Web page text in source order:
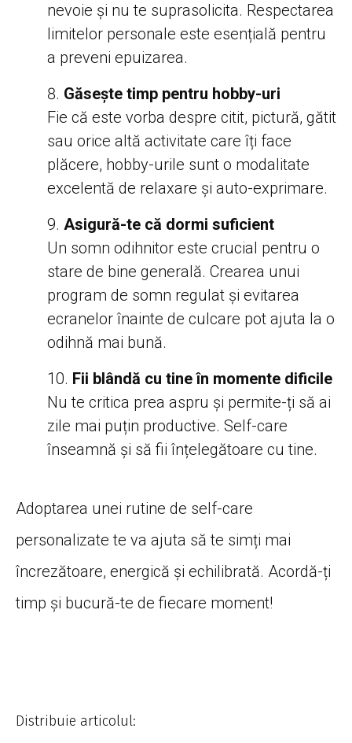
nevoie și nu te suprasolicita. Respectarea
limitelor personale este esențială pentru
a preveni epuizarea.
Găsește timp pentru hobby-uri
Fie că este vorba despre citit, pictură, gătit
sau orice altă activitate care îți face
plăcere, hobby-urile sunt o modalitate
excelentă de relaxare și auto-exprimare.
Asigură-te că dormi suficient
Un somn odihnitor este crucial pentru o
stare de bine generală. Crearea unui
program de somn regulat și evitarea
ecranelor înainte de culcare pot ajuta la o
odihnă mai bună.
Fii blândă cu tine în momente dificile
Nu te critica prea aspru și permite-ți să ai
zile mai puțin productive. Self-care
înseamnă și să fii înțelegătoare cu tine.
Adoptarea unei rutine de self-care
personalizate te va ajuta să te simți mai
încrezătoare, energică și echilibrată. Acordă-ți
timp și bucură-te de fiecare moment!
Distribuie articolul: